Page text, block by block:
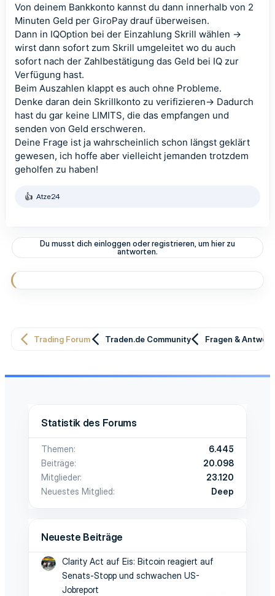
Von deinem Bankkonto kannst du dann innerhalb von 2
Minuten Geld per GiroPay drauf überweisen.
Dann in IQOption bei der Einzahlung Skrill wählen ->
wirst dann sofort zum Skrill umgeleitet wo du auch
sofort nach der Zahlbestätigung das Geld bei IQ zur
Verfügung hast.
Beim Auszahlen klappt es auch ohne Probleme.
Denke daran dein Skrillkonto zu verifizieren-> Dadurch
hast du gar keine LIMITS, die das empfangen und
senden von Geld erschweren.
Deine Frage ist ja wahrscheinlich schon längst geklärt
gewesen, ich hoffe aber vielleicht jemanden trotzdem
geholfen zu haben!
R
t
o
n
n
Atze24
Du musst dich einloggen oder registrieren, um hier zu
antworten.
Trading Forum Traden.de Community Fragen &
Statistik des Forums
Themen
6.445
Beiträge
20.098
Mitglieder
23.120
Neuestes Mitglied
Deep
Neueste Beiträge
Clarity Act auf Eis: Bitcoin reagiert auf
Senats-Stopp und schwachen US-
Jobreport